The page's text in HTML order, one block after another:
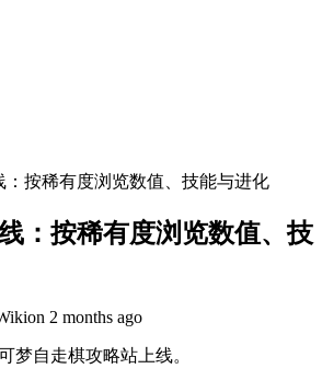
：按稀有度浏览数值、技能与进化
：按稀有度浏览数值、技
on 2 months ago
梦自走棋攻略站上线。